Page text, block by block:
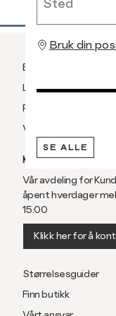
Bruk din
SE ALLE
Betaling
Levering og frakt
Retur og bytte
Vilkår
KUNDESERVICE
Vår avdeling for
åpent hverdager
15:00
Klikk her for å
Størrelsesguider
Finn butikk